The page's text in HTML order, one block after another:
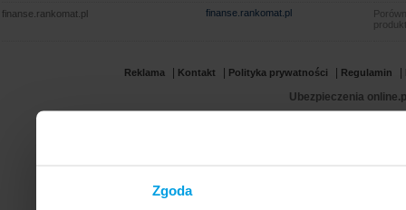
Zgoda
finanse.rankomat.pl finanse.rankomat.pl
Reklama Kontakt Polityka prywatności Regulamin
Ubezpieczenia